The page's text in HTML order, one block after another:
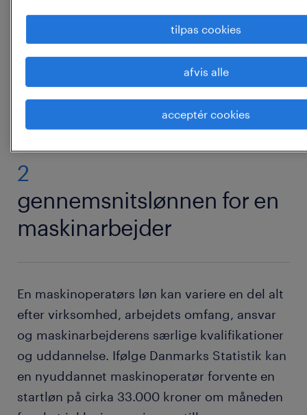
database og øg dine jobmuligheder.
2
gennemsnitslønnen for en
maskinarbejder
En maskinoperatørs løn kan variere en del alt
efter virksomhed, arbejdets omfang, ansvar
og maskinarbejderens særlige kvalifikationer
og uddannelse. Ifølge Danmarks Statistik kan
en nyuddannet maskinoperatør forvente en
startløn på cirka 33.000 kroner om måneden
tilpas cookies
afvis alle
acceptér cookies